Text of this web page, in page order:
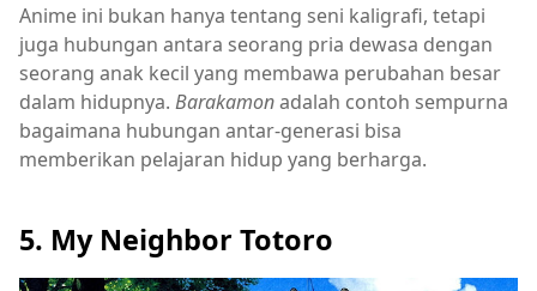
Anime ini bukan hanya tentang seni kaligrafi, tetapi
juga hubungan antara seorang pria dewasa dengan
seorang anak kecil yang membawa perubahan besar
dalam hidupnya. Barakamonadalah contoh sempurna
bagaimana hubungan antar-generasi bisa
memberikan pelajaran hidup yang berharga.
5. My Neighbor Totoro